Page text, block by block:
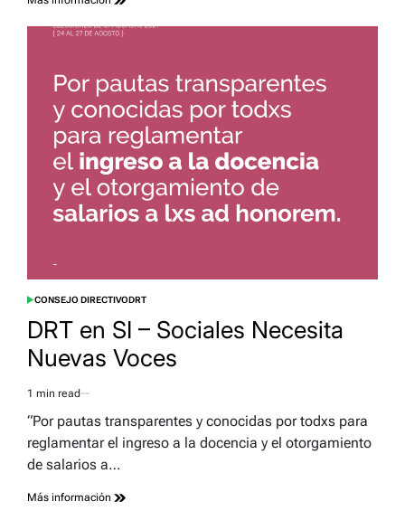
POSTED
CONSEJO DIRECTIVODRT
DRT en SI – Sociales Necesita
Nuevas Voces
Estimated
read
1 min read
“Por pautas transparentes y conocidas por todxs para
reglamentar el ingreso a la docencia y el otorgamiento
de salarios a…
Más información